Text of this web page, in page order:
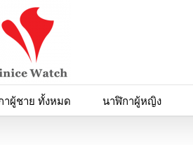
าผู้ชาย ทั้งหมด นาฬิกาผู้หญิง